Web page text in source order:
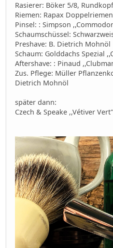
Rasierer: Böker 5/8,
Riemen: Rapax
Pinsel: : Simpson
Schaumschüssel:
Preshave: B. Dietrich Mohnöl
Schaum: Golddachs Spezial
Aftershave: : Pinaud
Zus. Pflege: Müller
Dietrich Mohnöl
später dann:
Czech & Speake ,,Vétiver